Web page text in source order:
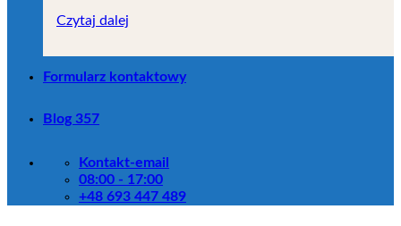
Czytaj dalej
Formularz kontaktowy
Blog 357
Kontakt-email
08:00 - 17:00
+48 693 447 489